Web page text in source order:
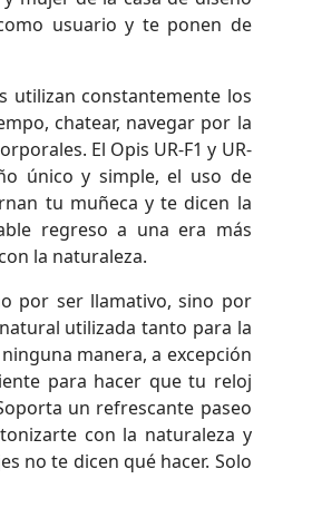
usuario y te ponen de
utilizan constantemente los
chatear, navegar por la
El Opis UR-F1 y UR-
único y simple, el uso de
tu muñeca y te dicen la
regreso a una era más
la naturaleza.
por ser llamativo, sino por
utilizada tanto para la
manera, a excepción
para hacer que tu reloj
un refrescante paseo
con la naturaleza y
no te dicen qué hacer. Solo